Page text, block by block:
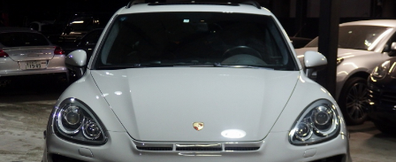
Factory
工場紹介
Company
会社概要
Access
アクセス